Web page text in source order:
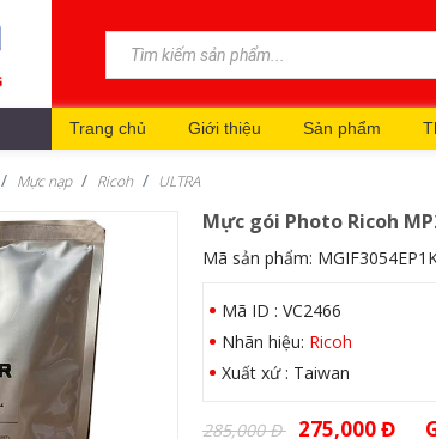
Trang chủ Giới thiệu Sản phẩm
Mực nạp Ricoh ULTRA
Mực gói Photo Ricoh
Mã sản phẩm:
Mã ID : VC2466
Nhãn hiệu: Ricoh
Xuất xứ : Taiwan
285,000 Đ 275,000 Đ